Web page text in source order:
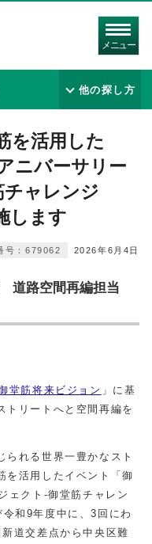
メニュー
他の探し方
を活用した
ニバーサリー
ャレンジ
します
2026年6月4日
号：679062
道路空間再編担当
堂筋将来ビジョン 」に基
トリートへと空間再編を
れる世界一豊かなスト
を活用したイベント「御
ェクト-御堂筋チャレン
和9年度中に、3回にわ
道交差点から中央区難